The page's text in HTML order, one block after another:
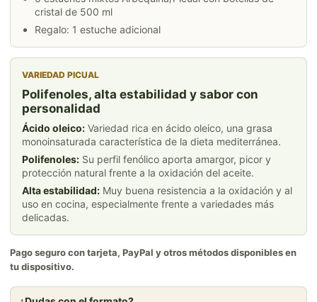
cristal de 500 ml
Regalo: 1 estuche adicional
VARIEDAD PICUAL
Polifenoles, alta estabilidad y sabor con
personalidad
Ácido oleico: Variedad rica en ácido oleico, una grasa
monoinsaturada característica de la dieta mediterránea.
Polifenoles: Su perfil fenólico aporta amargor, picor y
protección natural frente a la oxidación del aceite.
Alta estabilidad: Muy buena resistencia a la oxidación y al
uso en cocina, especialmente frente a variedades más
delicadas.
Pago seguro con tarjeta, PayPal y otros métodos disponibles en
tu dispositivo.